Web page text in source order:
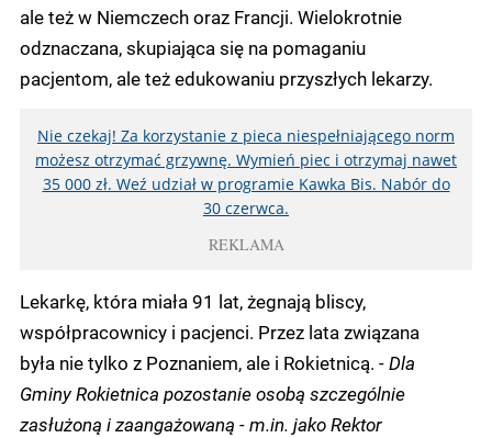
ale też w Niemczech oraz Francji. Wielokrotnie
odznaczana, skupiająca się na pomaganiu
pacjentom, ale też edukowaniu przyszłych lekarzy.
Nie czekaj! Za korzystanie z pieca niespełniającego norm
możesz otrzymać grzywnę. Wymień piec i otrzymaj nawet
35 000 zł. Weź udział w programie Kawka Bis. Nabór do
30 czerwca.
REKLAMA
Lekarkę, która miała 91 lat, żegnają bliscy,
współpracownicy i pacjenci. Przez lata związana
była nie tylko z Poznaniem, ale i Rokietnicą. - Dla
Gminy Rokietnica pozostanie osobą szczególnie
zasłużoną i zaangażowaną - m.in. jako Rektor